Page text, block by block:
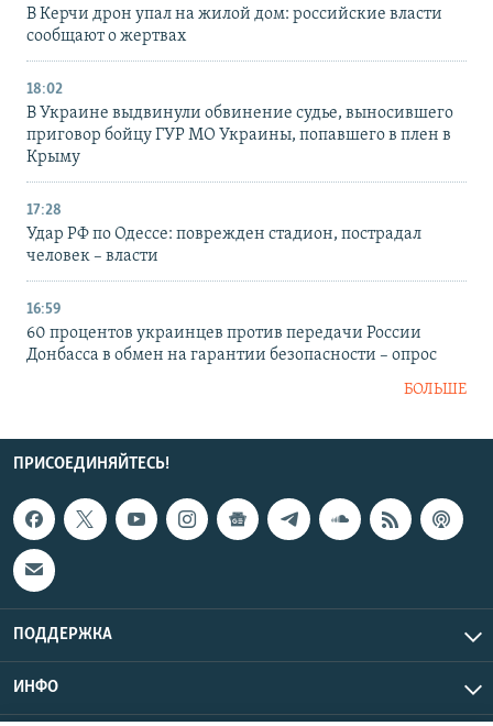
В Керчи дрон упал на жилой дом: российские власти
сообщают о жертвах
18:02
В Украине выдвинули обвинение судье, выносившего
приговор бойцу ГУР МО Украины, попавшего в плен в
Крыму
17:28
Удар РФ по Одессе: поврежден стадион, пострадал
человек – власти
16:59
60 процентов украинцев против передачи России
Донбасса в обмен на гарантии безопасности – опрос
БОЛЬШЕ
ПРИСОЕДИНЯЙТЕСЬ!
ПОДДЕРЖКА
ИНФО